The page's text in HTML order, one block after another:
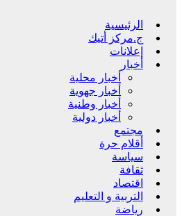
الرئيسية
ج.مركز أتيك
إعلانات
أخبار
أخبار محلية
أخبار جهوية
أخبار وطنية
أخبار دولية
مجتمع
أقلام حرة
سياسة
ثقافة
اقتصاد
التربية و التعليم
رياضة